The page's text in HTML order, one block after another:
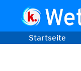
Startseite